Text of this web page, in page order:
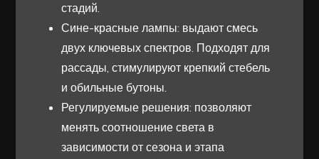
стадий.
Сине-красные лампы: выдают смесь
двух ключевых спектров. Подходят для
рассады, стимулируют крепкий стебель
и обильные бутоны.
Регулируемые решения: позволяют
менять соотношение света в
зависимости от сезона и этапа